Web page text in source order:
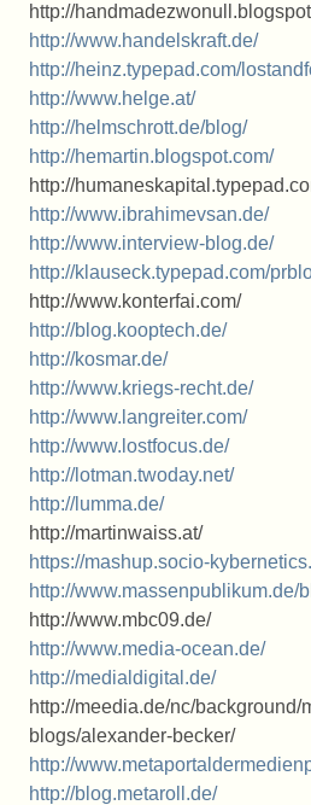
http://
http://www.handelskraft.de/
http://heinz.typepad.com/
http://www.helge.at/
http://helmschrott.de/blog/
http://hemartin.blogspot.com/
http://
http://www.ibrahimevsan.de/
http://www.interview-blog.de/
http://klauseck.typepad.com/
http://www.konterfai.com/
http://blog.kooptech.de/
http://kosmar.de/
http://www.kriegs-recht.de/
http://www.langreiter.com/
http://www.lostfocus.de/
http://lotman.twoday.net/
http://lumma.de/
http://martinwaiss.at/
https://mashup.socio-
http://www.massenpublikum.de/
http://www.mbc09.de/
http://www.media-ocean.de/
http://medialdigital.de/
http://meedia.de/nc/background/
blogs/alexander-becker/
http://
http://blog.metaroll.de/